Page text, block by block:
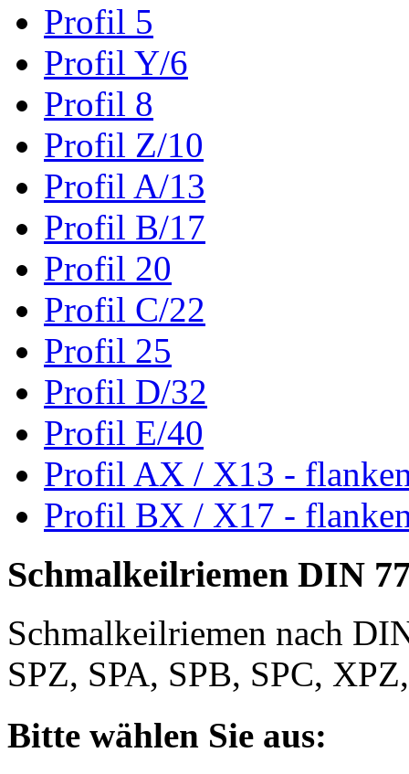
Profil 5
Profil Y/6
Profil 8
Profil Z/10
Profil A/13
Profil B/17
Profil 20
Profil C/22
Profil 25
Profil D/32
Profil E/40
Profil AX / X13 -
Profil BX / X17 -
Schmalkeilriemen DIN
Schmalkeilriemen nach
SPZ, SPA, SPB, SPC,
Bitte wählen Sie aus: